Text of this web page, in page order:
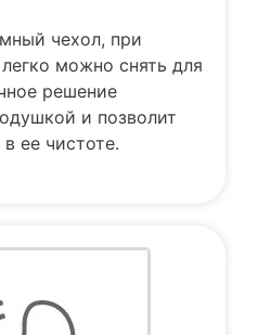
чехол, при
можно снять для
решение
и позволит
ее чистоте.